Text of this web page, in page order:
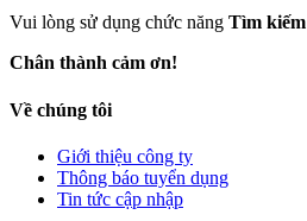
Vui lòng sử dụng chức năng Tìm kiếm
Chân thành cảm ơn!
Về chúng tôi
Giới thiệu công ty
Thông báo tuyển dụng
Tin tức cập nhập